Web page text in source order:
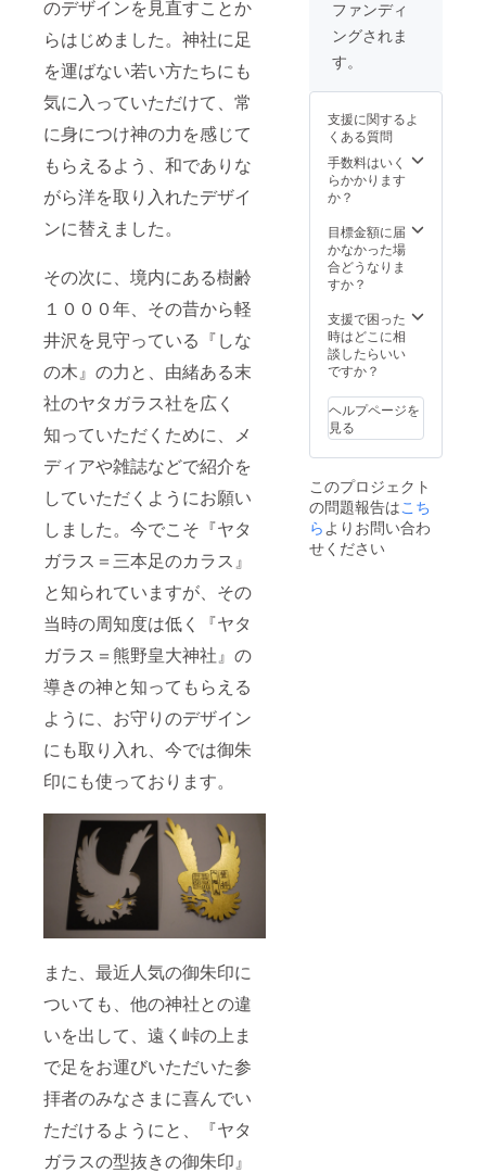
のデザインを見直すことか
らはじめました。神社に足
を運ばない若い方たちにも
気に入っていただけて、常
に身につけ神の力を感じて
もらえるよう、和でありな
がら洋を取り入れたデザイ
ンに替えました。
その次に、境内にある樹齢
１０００年、その昔から軽
井沢を見守っている『しな
の木』の力と、由緒ある末
社のヤタガラス社を広く
知っていただくために、メ
ディアや雑誌などで紹介を
していただくようにお願い
しました。今でこそ『ヤタ
ガラス＝三本足のカラス』
と知られていますが、その
当時の周知度は低く『ヤタ
ガラス＝熊野皇大神社』の
導きの神と知ってもらえる
ように、お守りのデザイン
にも取り入れ、今では御朱
印にも使っております。
また、最近人気の御朱印に
ついても、他の神社との違
いを出して、遠く峠の上ま
で足をお運びいただいた参
拝者のみなさまに喜んでい
ただけるようにと、『ヤタ
ガラスの型抜きの御朱印』
ただき
ます（4
枚目の
は、通
常は御
朱印、
御朱印
帳、絵
馬の通
おりま
せん。
本クラ
ドのみ
の特典
になり
ます
公序良
俗に反
社会的
関係す
ると判
断され
る内
容、他
的財産
権を侵
害する
恐れの
のなど
につい
ては、
お断り
頂く場
合がご
ざいま
す。
場合に
は、備
旨お書
さい。
※記載す
る名称
につい
ては、
俗に反
するも
の、反
社会的
関係す
ると判
断され
る内
者の知
的財産
権を侵
害する
あるも
のなど
につい
ては、
お断り
ファンディ
ングされま
す。
支援に関するよ
くある質問
手数料はいく
らかかります
か？
目標金額に届
かなかった場
合どうなりま
すか？
支援で困った
時はどこに相
談したらいい
ですか？
ヘルプページを
見る
このプロジェクト
の問題報告はこち
らよりお問い合わ
せください